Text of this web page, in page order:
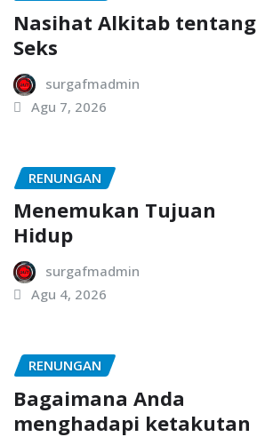
Nasihat Alkitab tentang
Seks
surgafmadmin
Agu 7, 2026
RENUNGAN
Menemukan Tujuan
Hidup
surgafmadmin
Agu 4, 2026
RENUNGAN
Bagaimana Anda
menghadapi ketakutan